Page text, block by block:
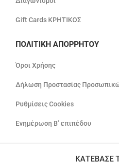
Gift Cards ΚΡΗΤΙΚΟΣ
ΠΟΛΙΤΙΚΗ ΑΠΟΡΡΗΤΟΥ
Όροι Χρήσης
Δήλωση Προστασίας
Ρυθμίσεις Cookies
Ενημέρωση Β’ επιπέδου
ΚΑΤΕΒΑΣΕ